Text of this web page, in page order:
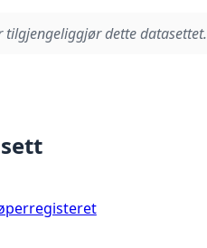
tilgjengeliggjør dette datasettet.